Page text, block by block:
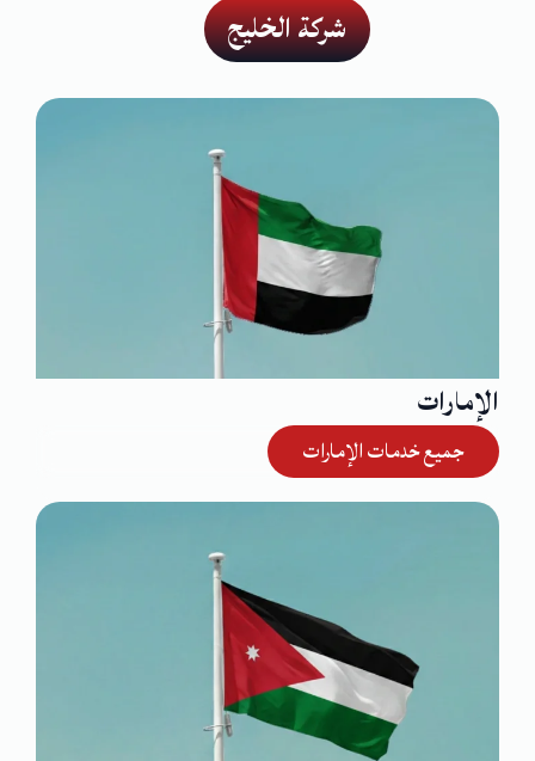
شركة الخليج
الإمارات
جميع خدمات الإمارات